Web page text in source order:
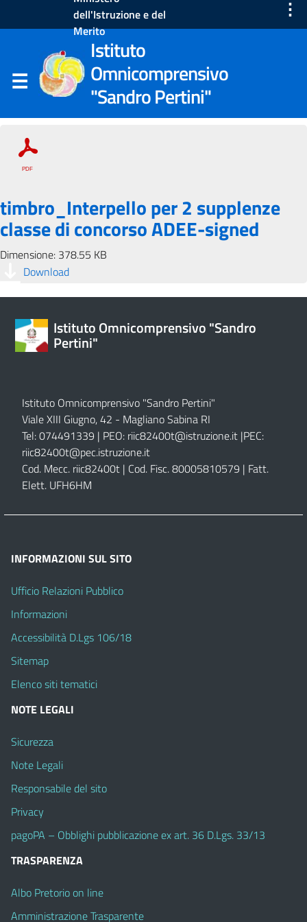
dell'Istruzione e del
Merito
⋮
Istituto
Omnicomprensivo
"Sandro Pertini"
timbro_Interpello per 2 supplenze
classe di concorso ADEE-signed
Dimensione: 378.55 KB
Download
Istituto Omnicomprensivo "Sandro
Pertini"
Istituto Omnicomprensivo "Sandro Pertini"
Viale XIII Giugno, 42 - Magliano Sabina RI
Tel: 074491339 | PEO: riic82400t@istruzione.it |PEC:
riic82400t@pec.istruzione.it
Cod. Mecc. riic82400t | Cod. Fisc. 80005810579 | Fatt.
Elett. UFH6HM
INFORMAZIONI SUL SITO
Ufficio Relazioni Pubblico
Informazioni
Accessibilità D.Lgs 106/18
Sitemap
Elenco siti tematici
NOTE LEGALI
Sicurezza
Note Legali
Responsabile del sito
Privacy
pagoPA – Obblighi pubblicazione ex art. 36 D.Lgs. 33/13
TRASPARENZA
Albo Pretorio on line
Amministrazione Trasparente